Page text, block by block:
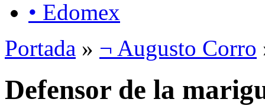
• Edomex
Portada » ¬ Augusto Corro
Defensor de la